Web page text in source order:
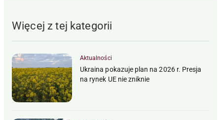
Więcej z tej kategorii
Aktualności
Ukraina pokazuje plan na 2026 r. Presja
na rynek UE nie zniknie